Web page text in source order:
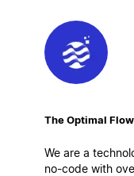
The Optimal Flow
We are a
no-code with